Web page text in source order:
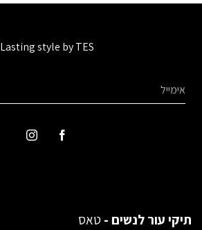
Lasting style by TES
תיקי עור לנשים -טאס